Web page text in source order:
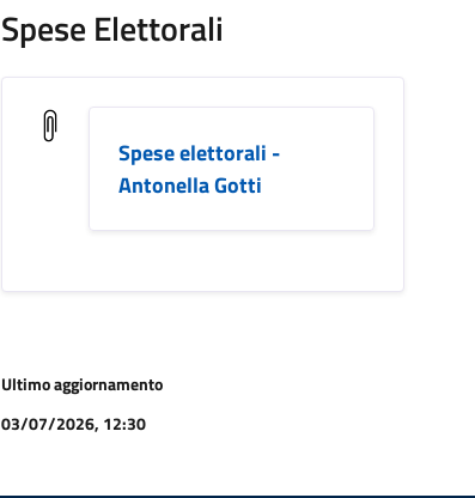
Spese Elettorali
Spese elettorali -
Antonella Gotti
Ultimo aggiornamento
03/07/2026, 12:30